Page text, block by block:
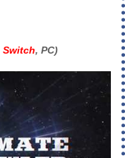
Switch, PC)